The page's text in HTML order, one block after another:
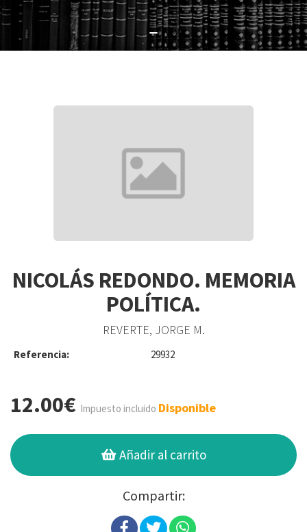
NICOLÁS REDONDO. MEMORIA
POLÍTICA.
REVERTE, JORGE M.
Referencia: 29932
12.00€ Impuesto incluido Disponible
Añadir al carrito
Compartir: